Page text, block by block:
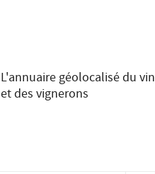
L'annuaire géolocalisé du vin
et des vignerons